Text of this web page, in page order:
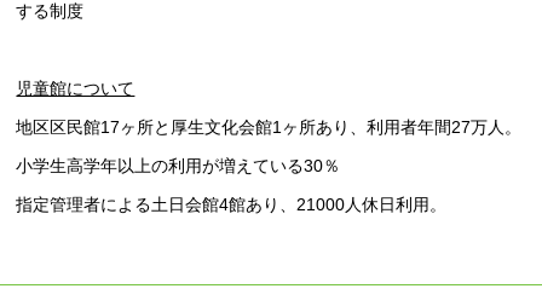
する制度
児童館について
地区区民館17ヶ所と厚生文化会館1ヶ所あり、利用者年間27万人。
小学生高学年以上の利用が増えている30％
指定管理者による土日会館4館あり、21000人休日利用。